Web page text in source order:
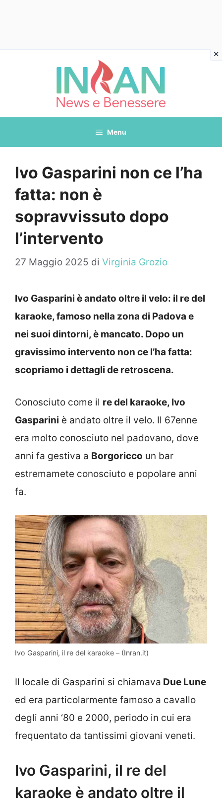
Menu
Ivo Gasparini non ce l’ha
fatta: non è
sopravvissuto dopo
l’intervento
27 Maggio 2025 di Virginia Grozio
Ivo Gasparini è andato oltre il velo: il re del
karaoke, famoso nella zona di Padova e
nei suoi dintorni, è mancato. Dopo un
gravissimo intervento non ce l’ha fatta:
scopriamo i dettagli de retroscena.
Conosciuto come il re del karaoke, Ivo
Gasparini è andato oltre il velo. Il 67enne
era molto conosciuto nel padovano, dove
anni fa gestiva a Borgoricco un bar
estremamete conosciuto e popolare anni
fa.
Ivo Gasparini, il re del karaoke – (Inran.it)
Il locale di Gasparini si chiamava Due Lune
ed era particolarmente famoso a cavallo
degli anni ‘80 e 2000, periodo in cui era
frequentato da tantissimi giovani veneti.
Ivo Gasparini, il re del
karaoke è andato oltre il